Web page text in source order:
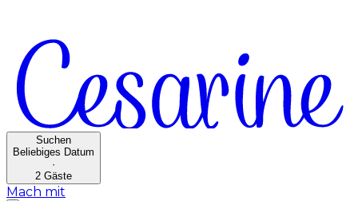
Suchen
Beliebiges Datum
·
2 Gäste
Mach mit